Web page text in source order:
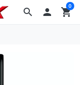
search  shopping_cart
0